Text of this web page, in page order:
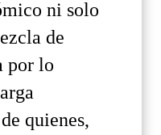
ni solo
de
por lo
quienes,